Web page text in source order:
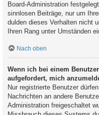
Board-Administration
sinnlosen Beiträge, nur um
dulden dieses Verhalten nicht
Ihren Rang unter Umständen
Nach oben
Wenn ich bei einem
aufgefordert, mich
Nur registrierte Benutzer
Nachrichten an andere
Administration freigeschaltet